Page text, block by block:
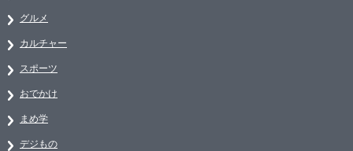
グルメ
カルチャー
スポーツ
おでかけ
まめ学
デジもの